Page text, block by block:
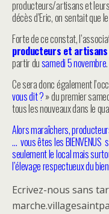
producteurs/artisans et
décès d’Eric, on sentait que
Forte de ce constat,
producteurs et artisans
partir dusamedi 5 novembre.
Ce sera donc également
vous dit ?» du premier
tous les nouveaux dans le
Alors maraîchers,
… vous êtes les
seulement le local mais
l’élevage respectueux du
Ecrivez-nous sans